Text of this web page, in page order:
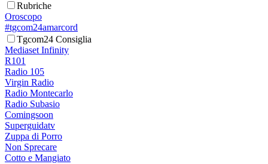
Rubriche
Oroscopo
#tgcom24amarcord
Tgcom24 Consiglia
Mediaset Infinity
R101
Radio 105
Virgin Radio
Radio Montecarlo
Radio Subasio
Comingsoon
Superguidatv
Zuppa di Porro
Non Sprecare
Cotto e Mangiato